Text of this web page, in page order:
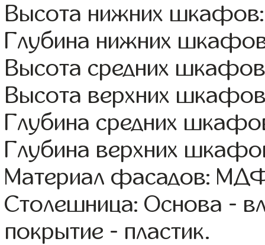
Высота нижних
Глубина нижних
Высота средних
Высота верхних
Глубина средних
Глубина верхних
Материал фасадов:
Столешница: Основа -
покрытие - пластик.